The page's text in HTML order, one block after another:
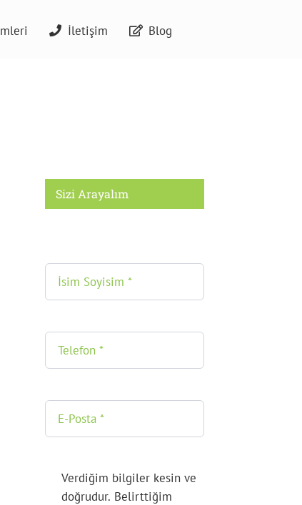
İletişim Blog
Sizi Arayalım
Verdiğim bilgiler kesin ve
doğrudur. Belirttiğim